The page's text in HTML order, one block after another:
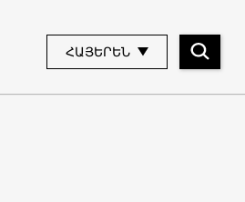
ՀԱՅԵՐԵՆ